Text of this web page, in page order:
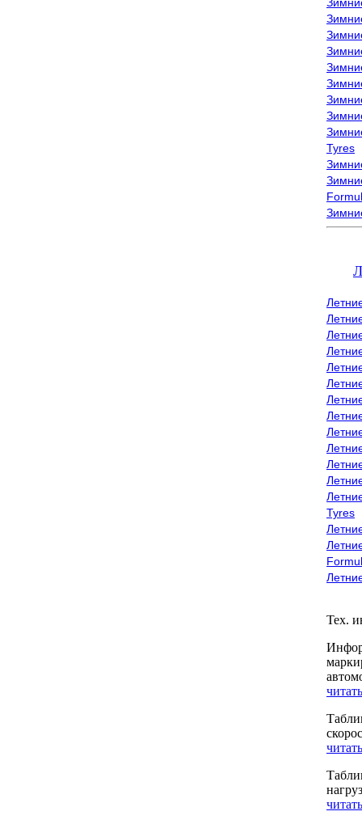
Tyres
Tyres
Тех.